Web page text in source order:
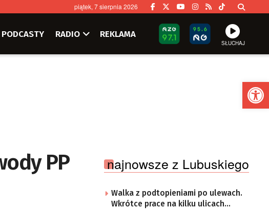
piątek, 7 sierpnia 2026
PODCASTY RADIO REKLAMA
SŁUCHAJ
PP
najnowsze z Lubuskiego
Walka z podtopieniami po ulewach.
Wkrótce prace na kilku ulicach